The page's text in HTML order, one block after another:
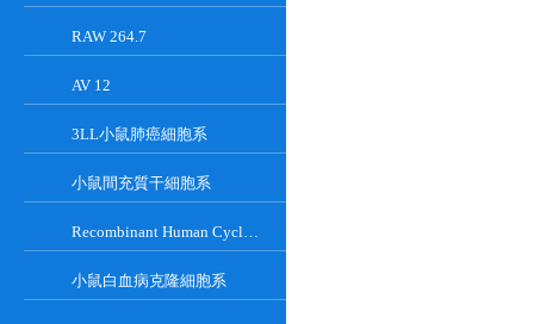
RAW 264.7
AV 12
3LL小鼠肺癌細胞系
小鼠間充質干細胞系
Recombinant Human Cyclin-Dependent Kinase Inhibitor 2A
小鼠白血病克隆細胞系